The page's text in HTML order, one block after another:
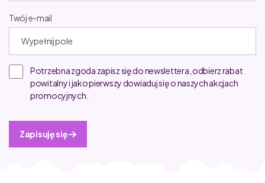
Twój e-mail
Potrzebna zgoda zapisz się do newslettera, odbierz rabat
powitalny i jako pierwszy dowiaduj się o naszych akcjach
promocyjnych.
Zapisuję się